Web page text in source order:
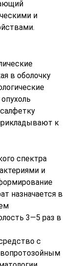
и
в оболочку
к
спектра
и
назначается в
3—5 раз в
с